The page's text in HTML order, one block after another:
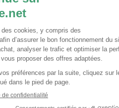
C, magnésium et Zinc
x 60 x 30 13,09€
Voir l'article
4